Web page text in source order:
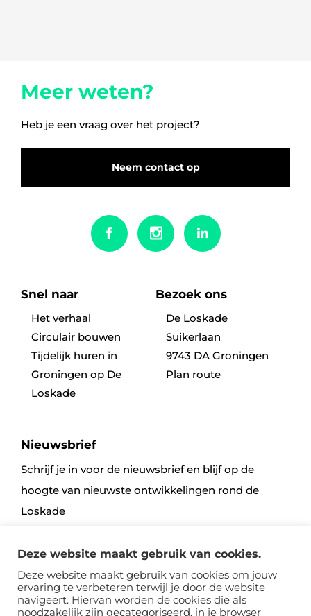
Meer weten?
Heb je een vraag over het project?
Neem contact op
Snel naar
Het verhaal
Circulair bouwen
Tijdelijk huren in
Groningen op De
Loskade
Bezoek ons
De Loskade
Suikerlaan
9743 DA Groningen
Plan route
Nieuwsbrief
Schrijf je in voor de nieuwsbrief en blijf op de
hoogte van nieuwste ontwikkelingen rond de
Loskade
Aanmelden
Deze website maakt gebruik van cookies.
Deze website maakt gebruik van cookies om jouw
ervaring te verbeteren terwijl je door de website
navigeert. Hiervan worden de cookies die als
noodzakelijk zijn gecategoriseerd, in je browser